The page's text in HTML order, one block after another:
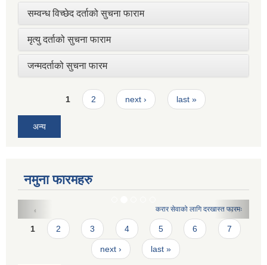
सम्वन्ध विच्छेद दर्ताको सुचना फाराम
मृत्यु दर्ताको सुचना फाराम
जन्मदर्ताको सुचना फारम
Pages1 2 next › last »
अन्य
नमुना फारमहरु
करार सेवाको लागि दरखास्त फारमः
Pages
1 2 3 4 5 6 7
next › last »